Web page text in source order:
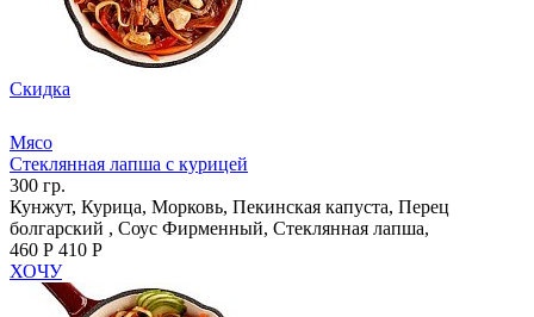
Скидка
Мясо
Стеклянная лапша с курицей
300 гр.
Кунжут, Курица, Морковь, Пекинская капуста, Перец
болгарский , Соус Фирменный, Стеклянная лапша,
460 Р 410 Р
ХОЧУ